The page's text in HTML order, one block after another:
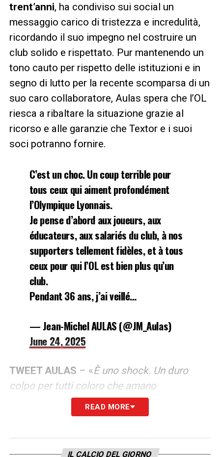
trent’anni, ha condiviso sui social un
messaggio carico di tristezza e incredulità,
ricordando il suo impegno nel costruire un
club solido e rispettato. Pur mantenendo un
tono cauto per rispetto delle istituzioni e in
segno di lutto per la recente scomparsa di un
suo caro collaboratore, Aulas spera che l’OL
riesca a ribaltare la situazione grazie al
ricorso e alle garanzie che Textor e i suoi
soci potranno fornire.
C’est un choc. Un coup terrible pour
tous ceux qui aiment profondément
l’Olympique Lyonnais.
Je pense d’abord aux joueurs, aux
éducateurs, aux salariés du club, à nos
supporters tellement fidèles, et à tous
ceux pour qui l’OL est bien plus qu’un
club.
Pendant 36 ans, j’ai veillé…
— Jean-Michel AULAS (@JM_Aulas)
June 24, 2025
TWEET AULAS – «È uno shock. Un duro
colpo per tutti coloro che amano
profondamente l’Olympique Lione.
Penso prima di tutto ai giocatori, agli
fedeli sostenitori e a tutti coloro per i quali
READ MORE
IL CALCIO DEL GIORNO